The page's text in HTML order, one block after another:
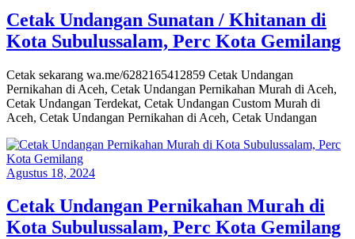
Cetak Undangan Sunatan / Khitanan di
Kota Subulussalam, Perc Kota Gemilang
Cetak sekarang wa.me/6282165412859 Cetak Undangan
Pernikahan di Aceh, Cetak Undangan Pernikahan Murah di Aceh,
Cetak Undangan Terdekat, Cetak Undangan Custom Murah di
Aceh, Cetak Undangan Pernikahan di Aceh, Cetak Undangan
Agustus 18, 2024
Cetak Undangan Pernikahan Murah di
Kota Subulussalam, Perc Kota Gemilang